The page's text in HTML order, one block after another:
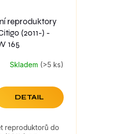
reproduktory
(2011-) -
165
Skladem (>5 ks)
DETAIL
reproduktorů do